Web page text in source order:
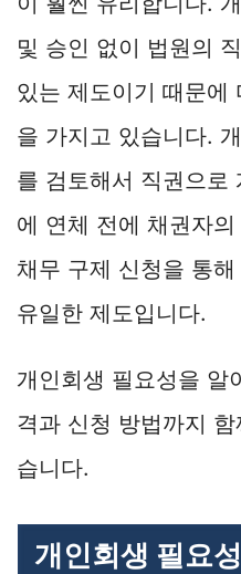
및 승인 없이 법원의
있는 제도이기 때문에
을 가지고 있습니다.
를 검토해서 직권으로
에 연체 전에 채권자
채무 구제 신청을 통
유일한 제도입니다.
개인회생 필요성을 알
격과 신청 방법까지
습니다.
개인회생 필요성